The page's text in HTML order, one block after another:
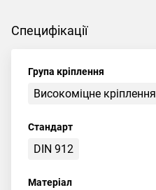
Специфікації
Група кріплення
Високоміцне кріплення
Стандарт
DIN 912
Матеріал